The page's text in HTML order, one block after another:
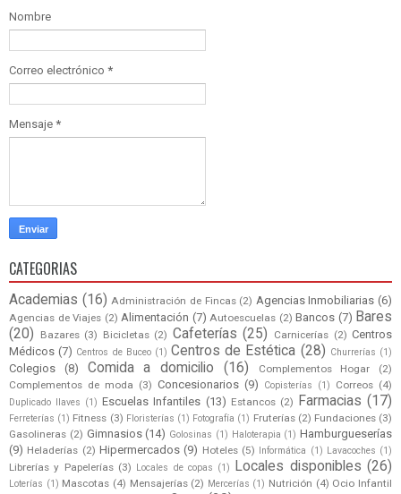
Nombre
Correo electrónico *
Mensaje *
CATEGORIAS
Academias (16) Administración de Fincas (2) Agencias Inmobiliarias (6)
Agencias de Viajes (2) Alimentación (7) Autoescuelas (2) Bancos (7) Bares
(20)
Bazares (3) Bicicletas (2) Cafeterías (25) Carnicerías (2) Centros
Médicos (7) Centros de Buceo (1) Centros de Estética (28) Churrerías (1)
Colegios (8) Comida a domicilio (16) Complementos Hogar
(2)
Complementos de moda (3) Concesionarios (9) Copisterías (1) Correos (4)
Duplicado llaves (1) Escuelas Infantiles (13) Estancos (2) Farmacias (17)
Ferreterías (1) Fitness (3) Floristerías (1) Fotografía (1) Fruterías (2) Fundaciones (3)
Gasolineras (2) Gimnasios (14) Golosinas (1) Haloterapia (1) Hamburgueserías
(9) Heladerías (2) Hipermercados (9) Hoteles (5) Informática (1) Lavacoches (1)
Librerías y Papelerías (3) Locales de copas (1) Locales disponibles (26)
Loterías (1) Mascotas (4) Mensajerías (2) Mercerías (1) Nutrición (4) Ocio Infantil